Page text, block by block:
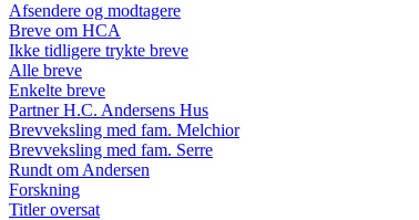
Afsendere og modtagere
Breve om HCA
Ikke tidligere trykte breve
Alle breve
Enkelte breve
Partner H.C. Andersens Hus
Brevveksling med fam. Melchior
Brevveksling med fam. Serre
Rundt om Andersen
Forskning
Titler oversat